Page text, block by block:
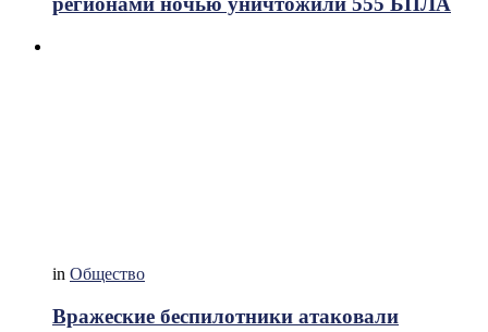
in Общество
Вражеские беспилотники атаковали